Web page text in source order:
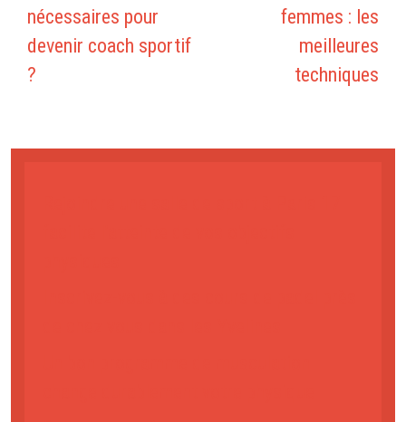
nécessaires pour
devenir coach sportif
?
femmes : les
meilleures
techniques